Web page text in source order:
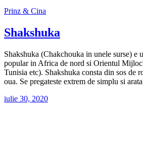
Prinz & Cina
Shakshuka
Shakshuka (Chakchouka in unele surse) e
popular in Africa de nord si Orientul
Tunisia etc). Shakshuka consta din sos de
oua. Se pregateste extrem de simplu si
iulie 30, 2020